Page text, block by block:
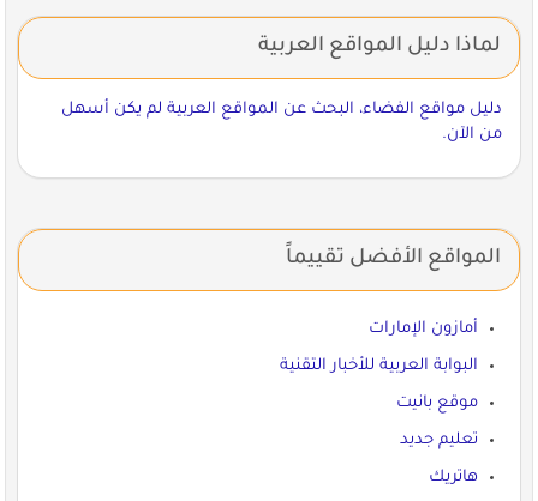
لماذا دليل المواقع العربية
دليل مواقع الفضاء، البحث عن المواقع العربية لم يكن أسهل
من الآن.
المواقع الأفضل تقييماً
أمازون الإمارات
البوابة العربية للأخبار التقنية
موقع بانيت
تعليم جديد
هاتريك